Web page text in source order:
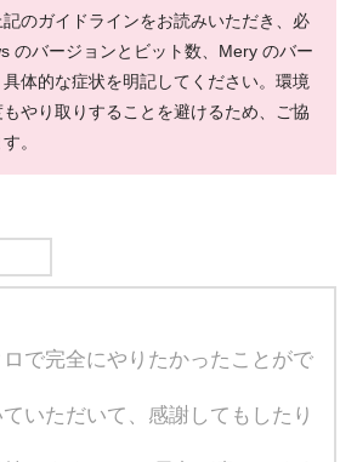
のガイドラインをお読みいただき、必
のバージョンとビット数、Mery のバー
体的な症状を明記してください。環境
やり取りすることを避けるため、ご協
。